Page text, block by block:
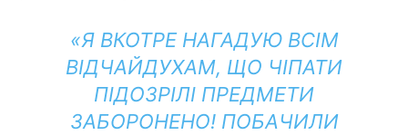
«Я ВКОТРЕ НАГАДУЮ ВСІМ
ВІДЧАЙДУХАМ, ЩО ЧІПАТИ
ПІДОЗРІЛІ ПРЕДМЕТИ
ЗАБОРОНЕНО! ПОБАЧИЛИ